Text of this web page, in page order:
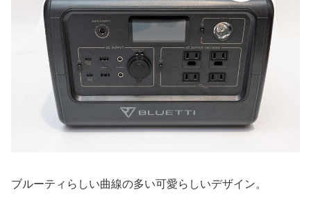
ブルーティらしい曲線の多い可愛らしいデザイン。